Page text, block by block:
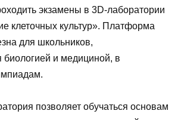
экзамены в 3D-лаборатории
клеточных культур». Платформа
для школьников,
биологией и медициной, в
позволяет обучаться основам